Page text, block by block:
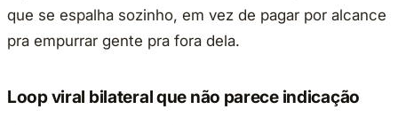
que se espalha sozinho, em vez de pagar por alcance
pra empurrar gente pra fora dela.
Loop viral bilateral que não parece indicação